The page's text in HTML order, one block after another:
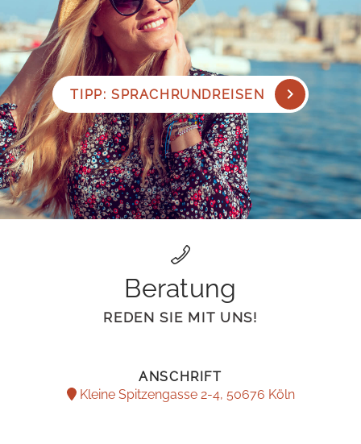
TIPP: SPRACHRUNDREISEN
Beratung
REDEN SIE MIT UNS!
ANSCHRIFT
Kleine Spitzengasse 2-4, 50676 Köln